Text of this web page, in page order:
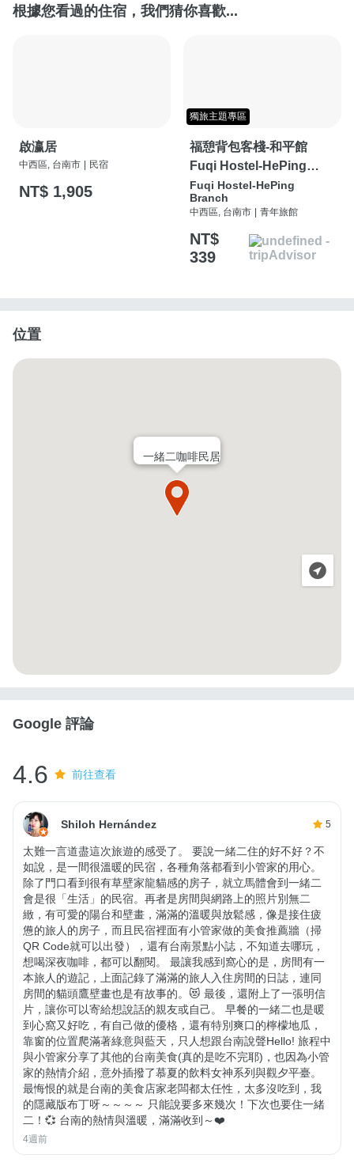
根據您看過的住宿，我們猜你喜歡...
啟瀛居
中西區, 台南市 民宿
NT$ 1,905
獨旅主題專區
福憩背包客棧-和平館
Fuqi Hostel-HePing
Branch
Fuqi Hostel-HePing
Branch
中西區, 台南市 青年旅館
NT$
339
位置
一緒二咖啡民居
Google 評論
4.6 前往查看
Shiloh Hernández 5
太難一言道盡這次旅遊的感受了。 要說一緒二住的好不好？不
如說，是一間很溫暖的民宿，各種角落都看到小管家的用心。
除了門口看到很有草壁家龍貓感的房子，就立馬體會到一緒二
會是很「生活」的民宿。再者是房間與網路上的照片別無二
緻，有可愛的陽台和壁畫，滿滿的溫暖與放鬆感，像是接住疲
憊的旅人的房子，而且民宿裡面有小管家做的美食推薦牆（掃
QR Code就可以出發），還有台南景點小誌，不知道去哪玩，
想喝深夜咖啡，都可以翻閱。 最讓我感到窩心的是，房間有一
本旅人的遊記，上面記錄了滿滿的旅人入住房間的日誌，連同
房間的貓頭鷹壁畫也是有故事的。😻 最後，還附上了一張明信
片，讓你可以寄給想說話的親友或自己。 早餐的一緒二也是暖
到心窩又好吃，有自己做的優格，還有特別爽口的檸檬地瓜，
靠窗的位置爬滿著綠意與藍天，只人想跟台南說聲Hello! 旅程中
與小管家分享了其他的台南美食(真的是吃不完耶)，也因為小管
家的熱情介紹，意外插撥了慕夏的飲料女神系列與觀夕平臺。
最悔恨的就是台南的美食店家老闆都太任性，太多沒吃到，我
的隱藏版布丁呀～～～～ 只能說要多來幾次！下次也要住一緒
二！💞 台南的熱情與溫暖，滿滿收到～❤️
4週前